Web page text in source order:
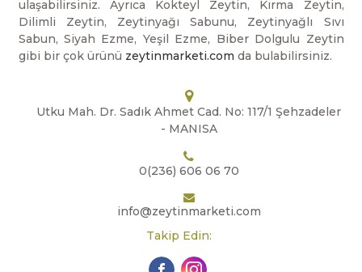
ulaşabilirsiniz. Ayrıca Kokteyl Zeytin, Kırma Zeytin,
Dilimli Zeytin, Zeytinyağı Sabunu, Zeytinyağlı Sıvı
Sabun, Siyah Ezme, Yeşil Ezme, Biber Dolgulu Zeytin
gibi bir çok ürünü zeytinmarketi.com da bulabilirsiniz.
Utku Mah. Dr. Sadık Ahmet Cad. No: 117/1 Şehzadeler
- MANISA
0(236) 606 06 70
info@zeytinmarketi.com
Takip Edin: